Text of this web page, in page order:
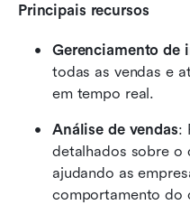
Principais recursos
Gerenciamento de
todas as vendas e
em tempo real.
Análise de vendas:
detalhados sobre o
ajudando as
comportamento do